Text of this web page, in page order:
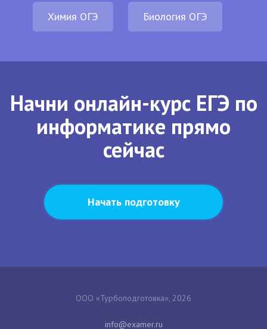
Химия ОГЭ Биология ОГЭ
Начни онлайн-курс ЕГЭ по
информатике прямо
сейчас
Начать подготовку
ООО «Турбоподготовка», 2026